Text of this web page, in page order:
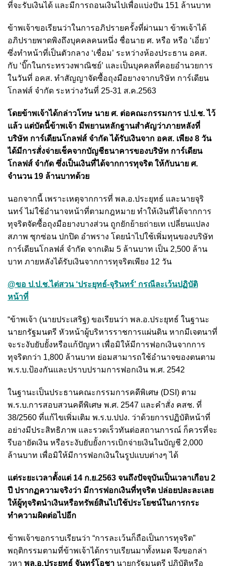
ที่จะรับเงินได้ และมีการถอนเงินไปเพื่อแบ่งปัน 151 ล้านบาท
ข้าพเจ้าขอเรียนว่าในการอภิปรายครั้งที่ผ่านมา ข้าพเจ้าได้
อภิปรายพาดพิงถึงบุคคลคนหนึ่ง ชื่อนาย ศ. หรือ หรือ ‘เอี่ยว’
ซึ่งทำหน้าที่เป็นตัวกลาง ‘เชื่อม’ ระหว่างห้องประธาน อคส.
กับ ‘บิ๊กในกระทรวงพาณิชย์’ และเป็นบุคคลที่คอยอำนวยการ
ในวันที่ อคส. ทำสัญญาจัดซื้อถุงมือยางจากบริษัท การ์เดียน
โกลฟส์ จำกัด ระหว่างวันที่ 25-31 ส.ค.2563
โดยข้าพเจ้าได้กล่าวโทษ นาย ศ. ต่อคณะกรรมการ ป.ป.ช. ไว้
แล้ว แต่บัดนี้ข้าพเจ้า มีพยานหลักฐานสำคัญว่าภายหลังที่
บริษัท การ์เดียนโกลฟส์ จำกัด ได้รับเงินจาก อคส. เพียง 8 วัน
ได้มีการสั่งจ่ายเช็คจากบัญชีธนาคารของบริษัท การ์เดียน
โกลฟส์ จำกัด ซึ่งเป็นเงินที่ได้จากการทุจริต ให้กับนาย ศ.
จำนวน 19 ล้านบาทด้วย
นอกจากนี้ เพราะเหตุจากการที่ พล.อ.ประยุทธ์ และนายจุริ
นทร์ ไม่ใช้อำนาจหน้าที่ตามกฎหมาย ทำให้เงินที่ได้จากการ
ทุจริตจัดซื้อถุงมือยางบางส่วน ถูกยักย้ายถ่ายเท เปลี่ยนแปลง
สภาพ ซุกซ่อน ปกปิด อำพราง โดยนำไปใช้เพิ่มทุนของบริษัท
การ์เดียนโกลฟส์ จำกัด จากเดิม 5 ล้านบาท เป็น 2,500 ล้าน
บาท ภายหลังได้รับเงินจากการทุจริตเพียง 12 วัน
@ขอ ป.ป.ช.ไต่สวน ‘ประยุทธ์-จุรินทร์’ กรณีละเว้นปฏิบัติ
หน้าที่
“ข้าพเจ้า (นายประเสริฐ) ขอเรียนว่า พล.อ.ประยุทธ์ ในฐานะ
นายกรัฐมนตรี หัวหน้าผู้บริหารราชการแผ่นดิน หากมีเจตนาที่
จะระงับยับยั้งหรือแก้ปัญหา เพื่อมิให้มีการฟอกเงินจากการ
ทุจริตกว่า 1,800 ล้านบาท ย่อมสามารถใช้อำนาจของตนตาม
พ.ร.บ.ป้องกันและปราบปรามการฟอกเงิน พ.ศ. 2542
ในฐานะเป็นประธานคณะกรรมการคดีพิเศษ (DSI) ตาม
พ.ร.บ.การสอบสวนคดีพิเศษ พ.ศ. 2547 และคำสั่ง คสช. ที่
38/2560 ที่แก้ไขเพิ่มเติม พ.ร.บ.ปปง. ว่าด้วยการปฏิบัติหน้าที่
อย่างมีประสิทธิภาพ และรวดเร็วทันต่อสถานการณ์ ก็ควรที่จะ
รีบอายัดเงิน หรือระงับยับยั้งการเบิกจ่ายเงินในบัญชี 2,000
ล้านบาท เพื่อมิให้มีการฟอกเงินในรูปแบบต่างๆ ได้
แต่ระยะเวลาตั้งแต่ 14 ก.ย.2563 จนถึงปัจจุบันเป็นเวลาเกือบ 2
ปี ปรากฏความจริงว่า มีการฟอกเงินที่ทุจริต ปล่อยปละละเลย
ให้ผู้ทุจริตนำเงินหรือทรัพย์สินไปใช้ประโยชน์ในการกระ
ทำความผิดต่อไปอีก
ข้าพเจ้าขอกราบเรียนว่า “การละเว้นก็ถือเป็นการทุจริต”
พฤติกรรมตามที่ข้าพเจ้าได้กราบเรียนมาทั้งหมด จึงขอกล่า
วหา พล.อ.ประยุทธ์ จันทร์โอชา นายกรัฐมนตรี ปฏิบัติหรือ